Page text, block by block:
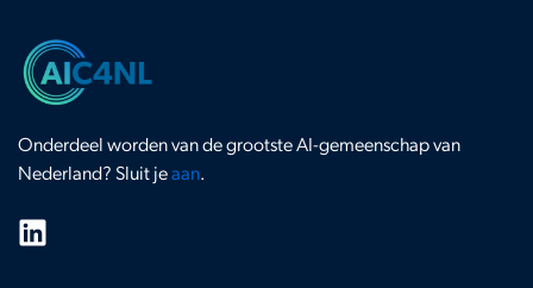
Onderdeel worden van de grootste AI-gemeenschap van
Nederland? Sluit jeaan.